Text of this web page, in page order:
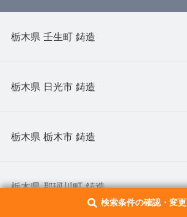
検索条件の確認・変更
栃木県 壬生町 鋳造
栃木県 日光市 鋳造
栃木県 栃木市 鋳造
栃木県 那珂川町 鋳造